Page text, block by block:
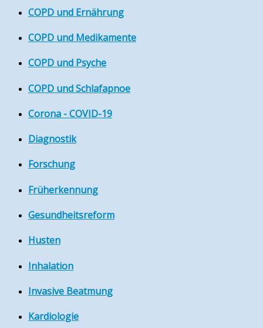
COPD und Ernährung
COPD und Medikamente
COPD und Psyche
COPD und Schlafapnoe
Corona - COVID-19
Diagnostik
Forschung
Früherkennung
Gesundheitsreform
Husten
Inhalation
Invasive Beatmung
Kardiologie